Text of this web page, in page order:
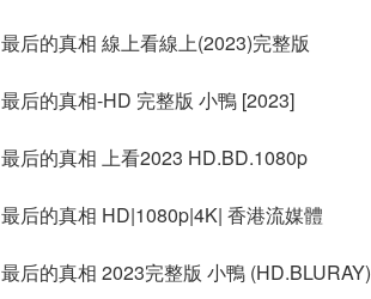
最后的真相 線上看線上(2023)完整版
最后的真相-HD 完整版 小鴨 [2023]
最后的真相 上看2023 HD.BD.1080p
最后的真相 HD|1080p|4K| 香港流媒體
最后的真相 2023完整版 小鴨 (HD.BLURAY)